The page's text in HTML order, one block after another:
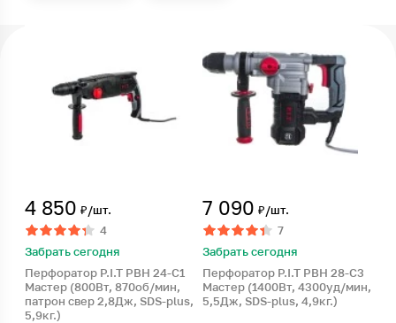
4 850 ₽/шт.
4
Забрать сегодня
Перфоратор P.I.T PBH 24-С1
Мастер (800Вт, 870об/мин,
патрон свер 2,8Дж, SDS-plus,
5,9кг.)
7 090 ₽/шт.
7
Забрать сегодня
Перфоратор P.I.T PBH 28-С3
Мастер (1400Вт, 4300уд/мин,
5,5Дж, SDS-plus, 4,9кг.)